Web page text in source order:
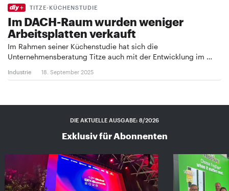
TITZE-KÜCHENSTUDIE
Im DACH-Raum wurden weniger
Arbeitsplatten verkauft
Im Rahmen seiner Küchenstudie hat sich die
Unternehmensberatung Titze auch mit der Entwicklung im …
Industrie 18. September 2025
DIE AKTUELLE AUSGABE: 8/2026
Exklusiv für Abonnenten